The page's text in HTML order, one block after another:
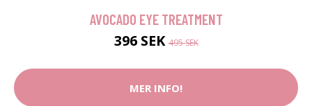
AVOCADO EYE TREATMENT
396 SEK495 SEK
MER INFO!